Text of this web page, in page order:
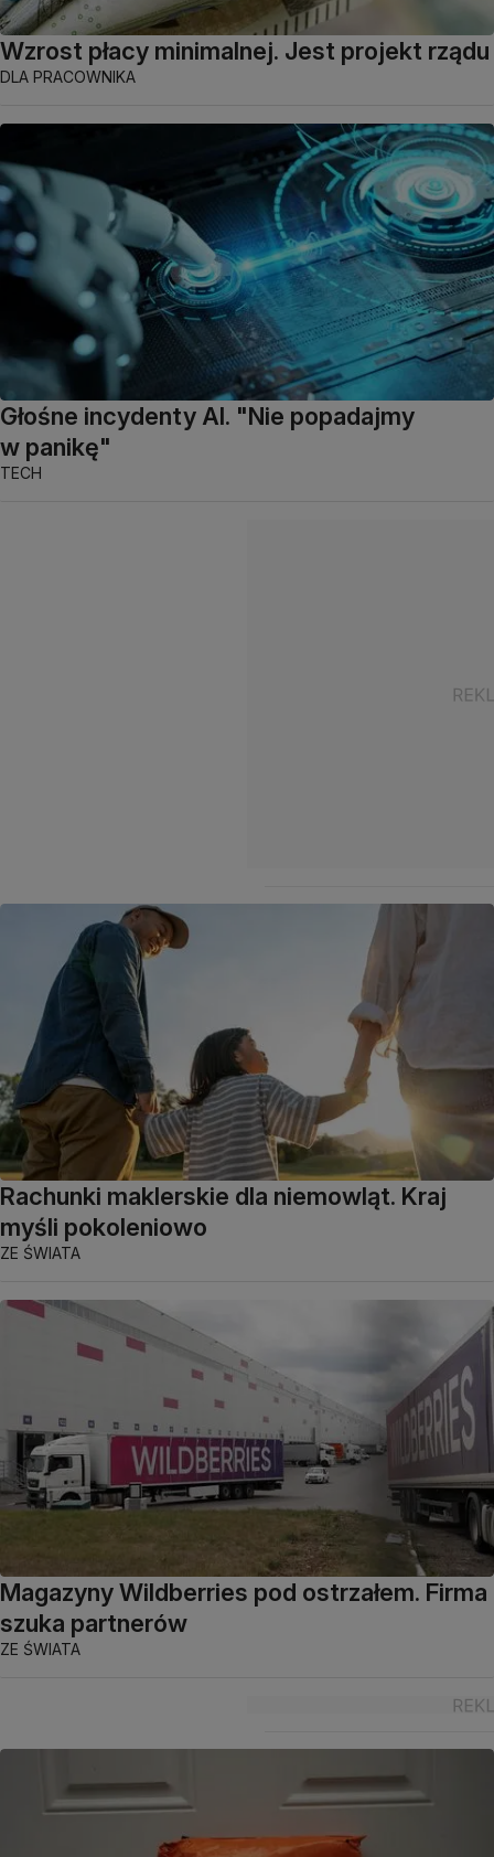
Wzrost płacy minimalnej. Jest projekt rządu
DLA PRACOWNIKA
Głośne incydenty AI. "Nie popadajmy
w panikę"
TECH
Rachunki maklerskie dla niemowląt. Kraj
myśli pokoleniowo
ZE ŚWIATA
Magazyny Wildberries pod ostrzałem. Firma
szuka partnerów
ZE ŚWIATA